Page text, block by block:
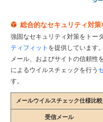
総合的なセキュリティ対策
強固なセキュリティ対策をトー
ティフィット を提供しています。
メール、およびサイトの信頼性
によるウイルスチェックを行う
す。
メールウイルスチェック仕様比較
受信メール